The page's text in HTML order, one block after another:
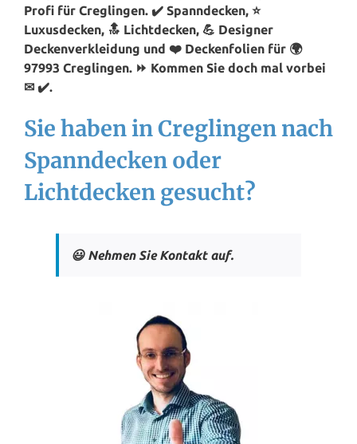
Profi für Creglingen. ✔️ Spanndecken, ⭐
Luxusdecken, 🔝 Lichtdecken, 💪 Designer
Deckenverkleidung und ❤️ Deckenfolien für 🌍
97993 Creglingen. ⏩ Kommen Sie doch mal vorbei
✉ ✔️.
Sie haben in Creglingen nach
Spanndecken oder
Lichtdecken gesucht?
😃 Nehmen Sie Kontakt auf.